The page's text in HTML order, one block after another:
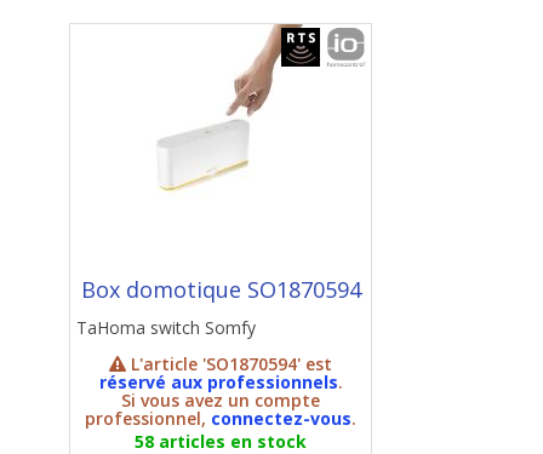
Box domotique SO1870594
TaHoma switch Somfy
L'article 'SO1870594' est
réservé aux professionnels.
Si vous avez un compte
professionnel, connectez-vous.
58 articles en stock